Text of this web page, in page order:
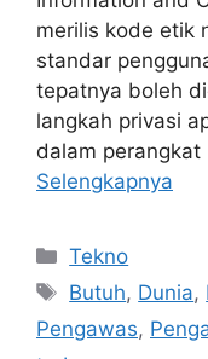
merilis kode etik
standar
tepatnya boleh
langkah privasi
dalam
Selengkapnya
Kategori
Tekno
Tag
Butuh, Dunia,
Pengawas,